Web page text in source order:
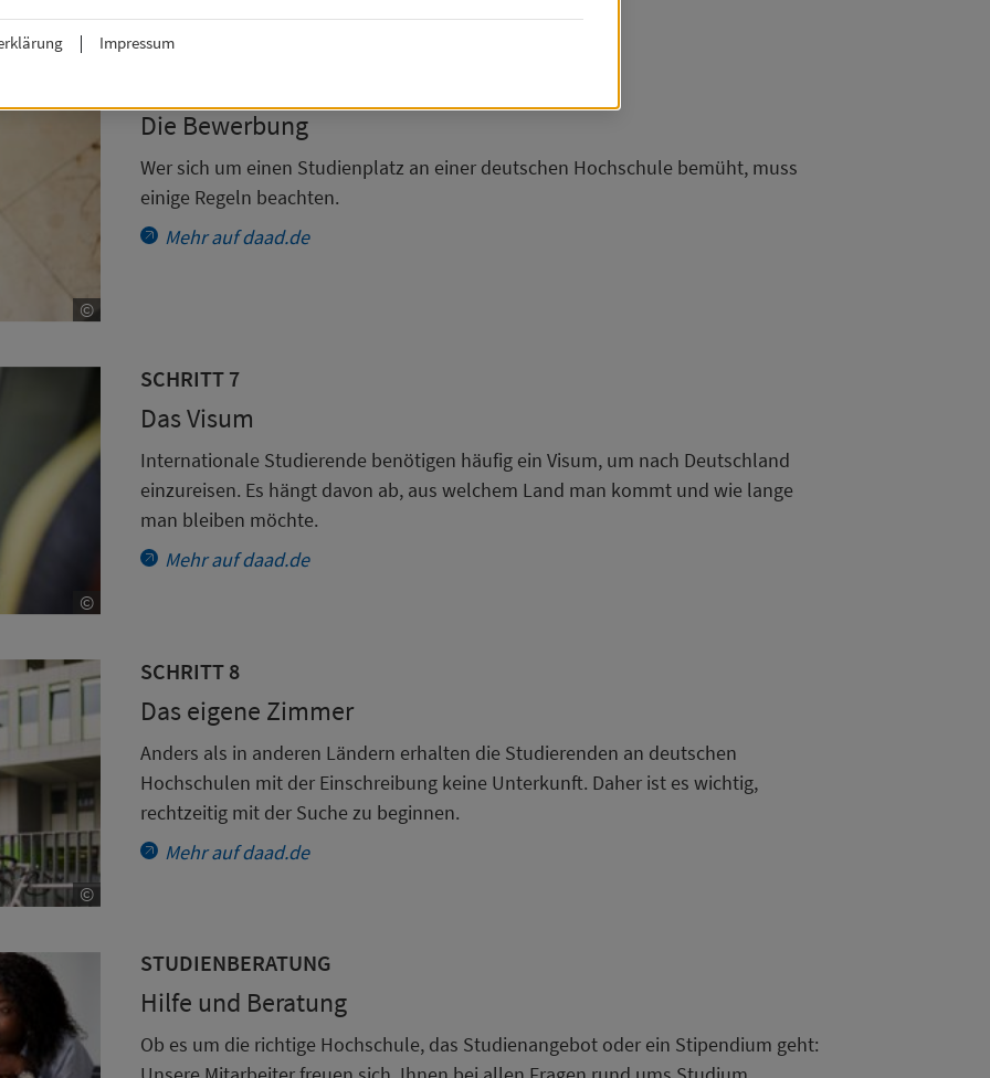
©CopyrightCopyright DAAD/von Allwörden
Die Bewerbung
Wer sich um einen Studienplatz an einer deutschen Hochschule bemüht, muss
einige Regeln beachten.
Mehr auf daad.de
©CopyrightCopyright DAAD/von Allwörden
Das Visum
SCHRITT 7
Internationale Studierende benötigen häufig ein Visum, um nach Deutschland
einzureisen. Es hängt davon ab, aus welchem Land man kommt und wie lange
man bleiben möchte.
Mehr auf daad.de
©CopyrightCopyright DAAD/von Allwörden
Das eigene Zimmer
SCHRITT 8
Anders als in anderen Ländern erhalten die Studierenden an deutschen
Hochschulen mit der Einschreibung keine Unterkunft. Daher ist es wichtig,
rechtzeitig mit der Suche zu beginnen.
Mehr auf daad.de
©CopyrightCopyright DAAD/von Allwörden
Hilfe und Beratung
STUDIENBERATUNG
Ob es um die richtige Hochschule, das Studienangebot oder ein Stipendium geht:
Einstellungen(Technisch notwendig)
Cookiespeichert IhreCookie-Einstellungen und verhindert,
der Hinweis zurCookieNutzung bei jedem Websitebesuch
wird.
Informationen
(Technisch notwendig)
Cookiesspeichern Ihre Einstellungen und verhindern, dass
in Form von Pop-ups (Sondermeldungen, Banner)
täglich angezeigt werden.
Informationen
Impressum